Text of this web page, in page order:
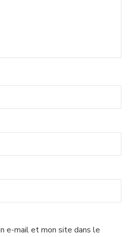
e-mail et mon site dans le